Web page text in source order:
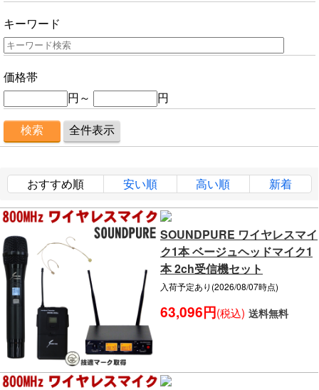
キーワード
価格帯
円～
円
おすすめ順 安い順 高い順 新着
SOUNDPURE ワイヤレスマイ
ク1本 ベージュヘッドマイク1
本 2ch受信機セット
入荷予定あり(2026/08/07時点)
63,096円(税込) 送料無料